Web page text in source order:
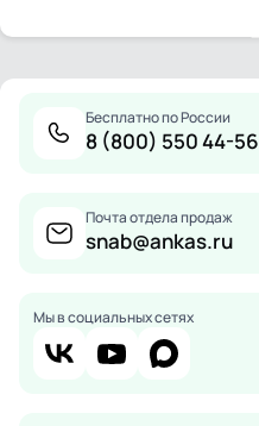
Бесплатно по России
8 (800) 550 44-56
Почта отдела продаж
snab@ankas.ru
Мы в социальных сетях